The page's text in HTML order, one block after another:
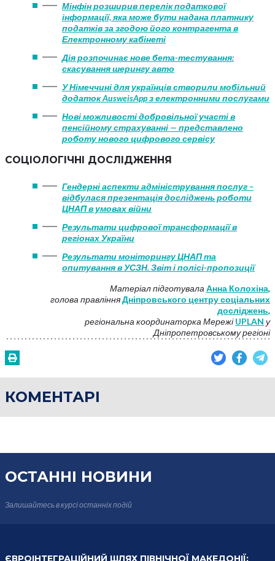
Мінфін розширив перелік податкової
інформації, яка може бути надана платнику
податків за згодою його контрагента в
Електронному кабінеті
Дія розпочинає нове бета-тестування:
скасування шерингу авто
У Німеччині для українців створили мобільний
додаток AusweisApp з електронними послугами
Нові можливості добровільної участі в
пенсійному страхуванні — представлено
роботу нового цифрового сервісу
СОЦІОЛОГІЧНІ ДОСЛІДЖЕННЯ
Гендерні аспекти адміністрування послуг –
відбулася презентація досліджень роботи
ЦНАП в умовах війни
Результати цифрової трансформації в
регіонах України
Результати моніторингу ЦНАП та
опитування в УСЗН. Звіт і полісі-пропозиції
Матеріал підготувала Анна Колохіна,
голова правлінняДніпровського центру соціальних
досліджень,
регіональна координаторка МережіUPLAN у
Дніпропетровському регіоні
КОМЕНТАРІ
ОСТАННІ НОВИНИ
Залишайтесь в курсіостанніх подій
ЄВРОІНТЕГРАЦІЙНИЙ ШЛЯХ ПІВНІЧНОЇ МАКЕДОНІЇ: